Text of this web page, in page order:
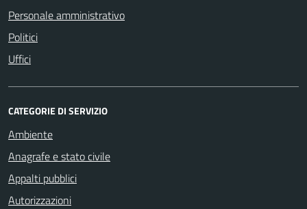
Personale amministrativo
Politici
Uffici
CATEGORIE DI SERVIZIO
Ambiente
Anagrafe e stato civile
Appalti pubblici
Autorizzazioni